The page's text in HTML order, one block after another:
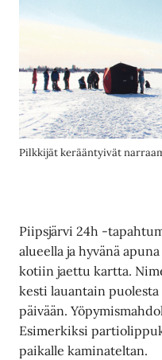
Pilkkijät kerääntyivät
Piipsjärvi 24h -
alueella ja hyvänä
kotiin jaettu kartta.
kesti lauantain
päivään.
Esimerkiksi
paikalle kaminateltan.